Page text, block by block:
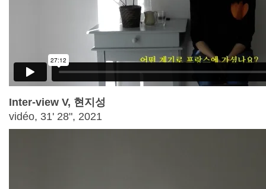
Inter-view V, 현지성
vidéo, 31' 28", 2021